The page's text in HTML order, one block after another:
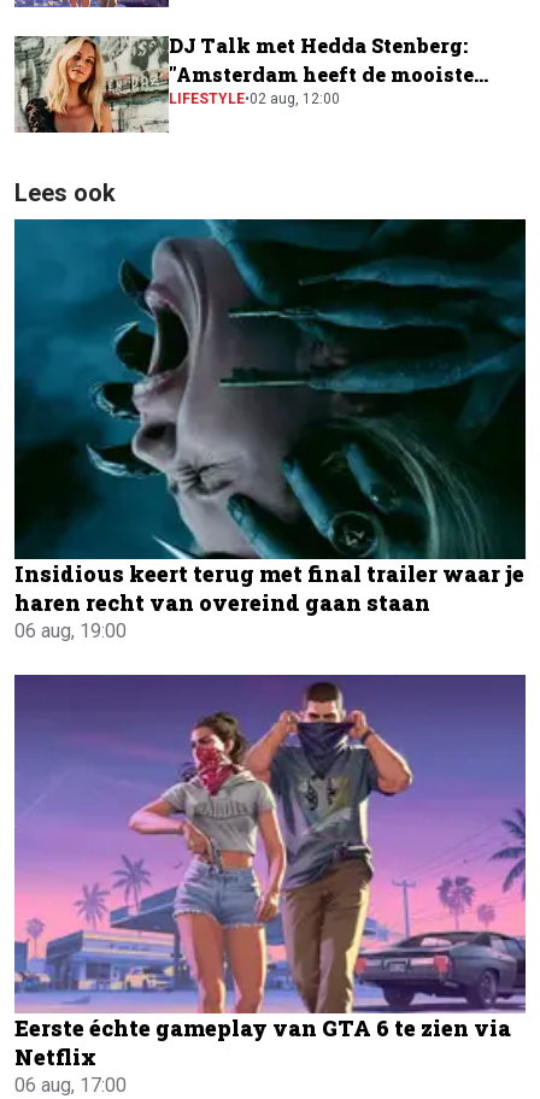
DJ Talk met Hedda Stenberg:
"Amsterdam heeft de mooiste
festivalscene van Europa"
LIFESTYLE•02 aug, 12:00
Lees ook
Insidious keert terug met final trailer waar je
haren recht van overeind gaan staan
06 aug, 19:00
Eerste échte gameplay van GTA 6 te zien via
Netflix
06 aug, 17:00